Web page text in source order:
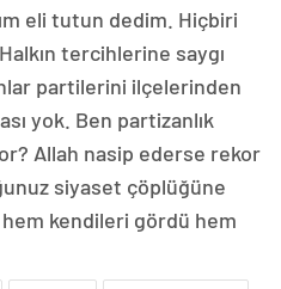
eli tutun dedim. Hiçbiri
tercihlerine saygı
partilerini ilçelerinden
yok. Ben partizanlık
Allah nasip ederse rekor
siyaset çöplüğüne
kendileri gördü hem